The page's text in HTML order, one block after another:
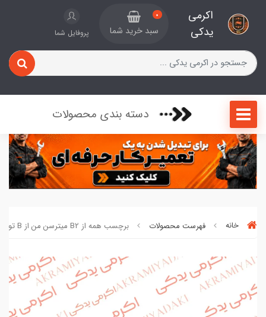
اکرمی
یدکی
0
سبد خرید شما پروفایل شما
دسته بندی محصولات
خانه فهرست محصولات برچسب همه از B2 میترسن من از B تو کد 391